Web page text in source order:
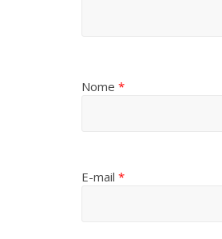
Nome *
E-mail *